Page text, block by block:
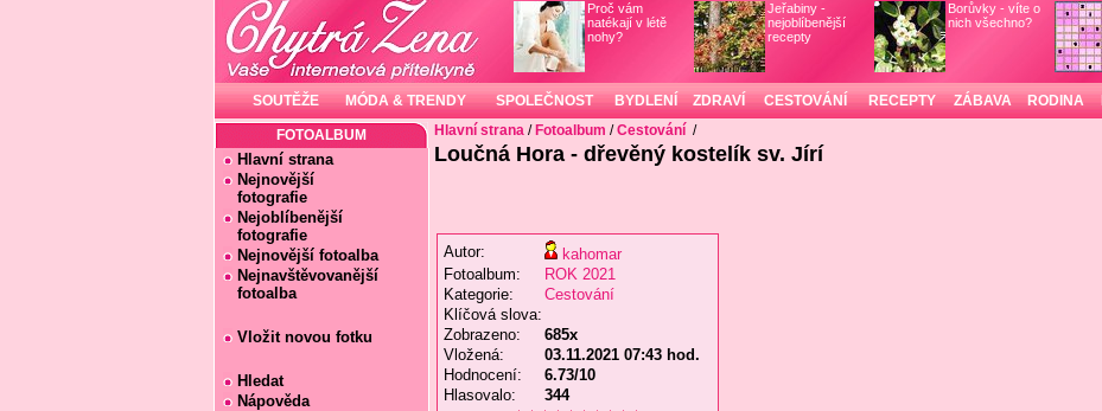
Proč vám
natékají v létě
nohy?
Jeřabiny -
nejoblíbenější
recepty
Borůvky - víte o
nich všechno?
SOUTĚŽE MÓDA & TRENDY SPOLEČNOST BYDLENÍ ZDRAVÍ CESTOVÁNÍ RECEPTY ZÁBAVA RODINA
FOTOALBUM
Hlavní strana
Nejnovější
fotografie
Nejoblíbenější
fotografie
Nejnovější fotoalba
Nejnavštěvovanější
fotoalba
Vložit novou fotku
Hledat
Nápověda
Hlavní strana/ Fotoalbum /Cestování /
Loučná Hora - dřevěný kostelík sv. Jírí
Autor:
kahomar
Fotoalbum:
ROK 2021
Kategorie:
Cestování
Klíčová slova:
Zobrazeno:
685x
Vložená:
03.11.2021 07:43 hod.
Hodnocení:
6.73/10
Hlasovalo:
344